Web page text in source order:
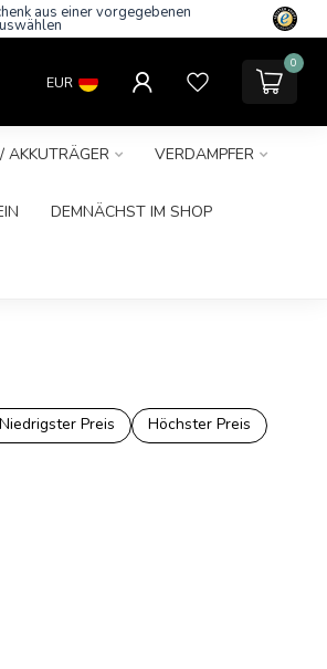
aus einer vorgegebenen
EUR
0
AKKUTRÄGER VERDAMPFER
DEMNÄCHST IM SHOP
Niedrigster Preis
Höchster Preis